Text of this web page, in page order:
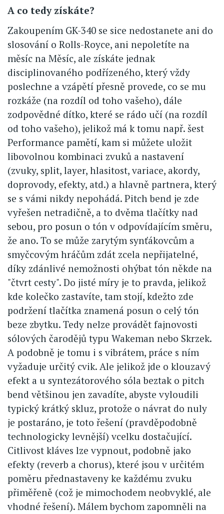
A co tedy získáte?
Zakoupením GK-340 se sice nedostanete ani do
slosování o Rolls-Royce, ani nepoletíte na
měsíc na Měsíc, ale získáte jednak
disciplinovaného podřízeného, který vždy
poslechne a vzápětí přesně provede, co se mu
rozkáže (na rozdíl od toho vašeho), dále
zodpovědné dítko, které se rádo učí (na rozdíl
od toho vašeho), jelikož má k tomu např. šest
Performance pamětí, kam si můžete uložit
libovolnou kombinaci zvuků a nastavení
(zvuky, split, layer, hlasitost, variace, akordy,
doprovody, efekty, atd.) a hlavně partnera, který
se s vámi nikdy nepohádá. Pitch bend je zde
vyřešen netradičně, a to dvěma tlačítky nad
sebou, pro posun o tón v odpovídajícím směru,
že ano. To se může zarytým synťákovcům a
smyčcovým hráčům zdát zcela nepřijatelné,
díky zdánlivé nemožnosti ohýbat tón někde na
"čtvrt cesty". Do jisté míry je to pravda, jelikož
kde kolečko zastavíte, tam stojí, kdežto zde
podržení tlačítka znamená posun o celý tón
beze zbytku. Tedy nelze provádět fajnovosti
sólových čarodějů typu Wakeman nebo Skrzek.
A podobně je tomu i s vibrátem, práce s ním
vyžaduje určitý cvik. Ale jelikož jde o klouzavý
efekt a u syntezátorového sóla beztak o pitch
bend většinou jen zavadíte, abyste vyloudili
typický krátký skluz, protože o návrat do nuly
je postaráno, je toto řešení (pravděpodobně
technologicky levnější) vcelku dostačující.
Citlivost kláves lze vypnout, podobně jako
efekty (reverb a chorus), které jsou v určitém
poměru přednastaveny ke každému zvuku
přiměřeně (což je mimochodem neobvyklé, ale
vhodné řešení). Málem bychom zapomněli na